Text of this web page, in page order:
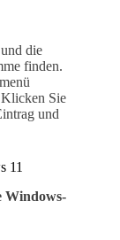
die
finden.
Klicken Sie
und
11
Windows-